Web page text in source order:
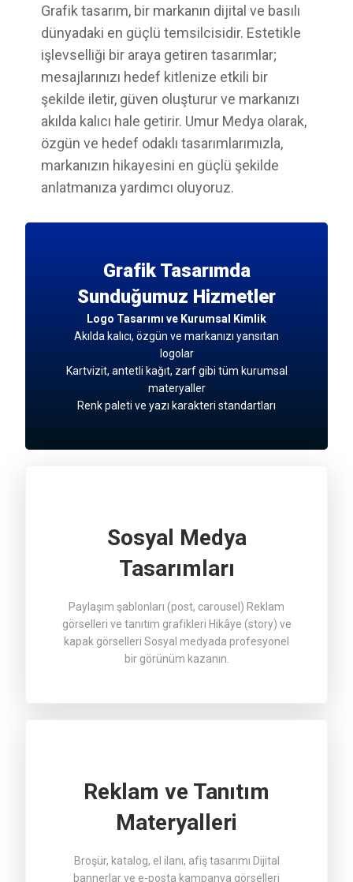
Grafik tasarım, bir markanın dijital ve basılı
dünyadaki en güçlü temsilcisidir. Estetikle
işlevselliği bir araya getiren tasarımlar;
mesajlarınızı hedef kitlenize etkili bir
şekilde iletir, güven oluşturur ve markanızı
akılda kalıcı hale getirir. Umur Medya olarak,
özgün ve hedef odaklı tasarımlarımızla,
markanızın hikayesini en güçlü şekilde
anlatmanıza yardımcı oluyoruz.
Grafik Tasarımda
Sunduğumuz Hizmetler
Logo Tasarımı ve Kurumsal Kimlik
Akılda kalıcı, özgün ve markanızı yansıtan
logolar
Kartvizit, antetli kağıt, zarf gibi tüm kurumsal
materyaller
Renk paleti ve yazı karakteri standartları
Sosyal Medya
Tasarımları
Paylaşım şablonları (post, carousel) Reklam
görselleri ve tanıtım grafikleri Hikâye (story) ve
kapak görselleri Sosyal medyada profesyonel
bir görünüm kazanın.
Reklam ve Tanıtım
Materyalleri
Broşür, katalog, el ilanı, afiş tasarımı Dijital
bannerlar ve e-posta kampanya görselleri